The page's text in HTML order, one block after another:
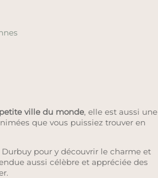
ville du monde, elle est aussi une
que vous puissiez trouver en
pour y découvrir le charme et
aussi célèbre et appréciée des